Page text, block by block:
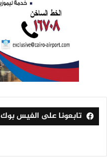
تابعونا على الفيس بوك